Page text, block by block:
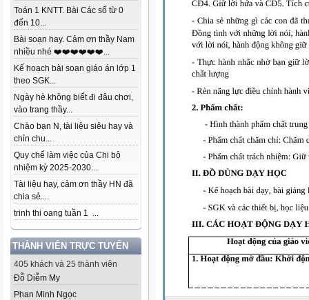
Toán 1 KNTT. Bài Các số từ 0
đến 10...
Bài soạn hay. Cảm ơn thầy Nam
nhiều nhé ❤️❤️❤️❤️❤️❤️...
Kế hoạch bài soạn giáo án lớp 1
theo SGK...
Ngày hè không biết đi đâu chơi,
vào trang thầy...
Chào bạn N, tài liệu siêu hay và
chỉn chu...
Quy chế làm việc của Chi bộ
nhiệm kỳ 2025-2030...
Tài liệu hay, cảm ơn thầy HN đã
chia sẻ....
trinh thi oang tuần 1 ...
THÀNH VIÊN TRỰC TUYẾN
405 khách và 25 thành viên
Đỗ Diễm My
Phan Minh Ngọc